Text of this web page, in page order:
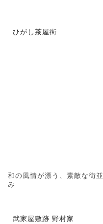
ひがし茶屋街
和の風情が漂う、素敵な街並
み
武家屋敷跡 野村家